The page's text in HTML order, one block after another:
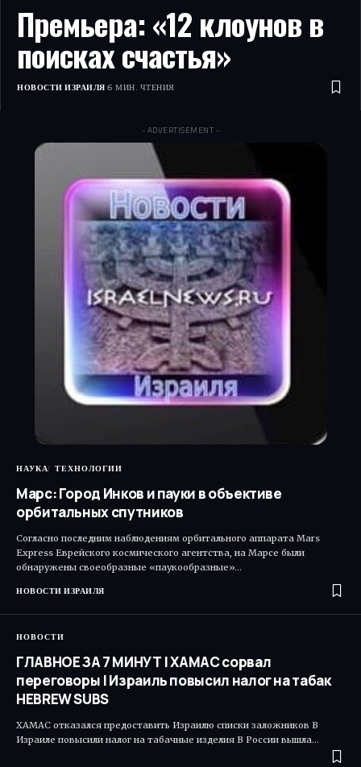
Премьера: «12 клоунов в
поисках счастья»
НОВОСТИ ИЗРАИЛЯ 6 МИН. ЧТЕНИЯ
- ADVERTISEMENT -
НАУКА ТЕХНОЛОГИИ
Марс: Город Инков и пауки в объективе
орбитальных спутников
Согласно последним наблюдениям орбитального аппарата Mars
Express Еврейского космического агентства, на Марсе были
обнаружены своеобразные «паукообразные»…
НОВОСТИ ИЗРАИЛЯ
НОВОСТИ
ГЛАВНОЕ ЗА 7 МИНУТ | ХАМАС сорвал
переговоры | Израиль повысил налог на табак
HEBREW SUBS
ХАМАС отказался предоставить Израилю списки заложников В
Израиле повысили налог на табачные изделия В России вышла…